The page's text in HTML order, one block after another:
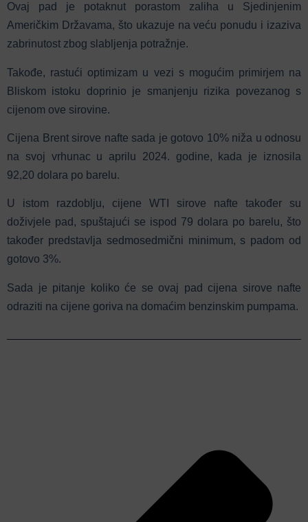
Ovaj pad je potaknut porastom zaliha u Sjedinjenim
Američkim Državama, što ukazuje na veću ponudu i izaziva
zabrinutost zbog slabljenja potražnje.
Takođe, rastući optimizam u vezi s mogućim primirjem na
Bliskom istoku doprinio je smanjenju rizika povezanog s
cijenom ove sirovine.
Cijena Brent sirove nafte sada je gotovo 10% niža u odnosu
na svoj vrhunac u aprilu 2024. godine, kada je iznosila
92,20 dolara po barelu.
U istom razdoblju, cijene WTI sirove nafte također su
doživjele pad, spuštajući se ispod 79 dolara po barelu, što
također predstavlja sedmosedmični minimum, s padom od
gotovo 3%.
Sada je pitanje koliko će se ovaj pad cijena sirove nafte
odraziti na cijene goriva na domaćim benzinskim pumpama.